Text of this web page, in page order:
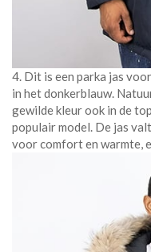
4. Dit is een parka jas
in het donkerblauw.
gewilde kleur ook in de
populair model. De jas
voor comfort en warmte,